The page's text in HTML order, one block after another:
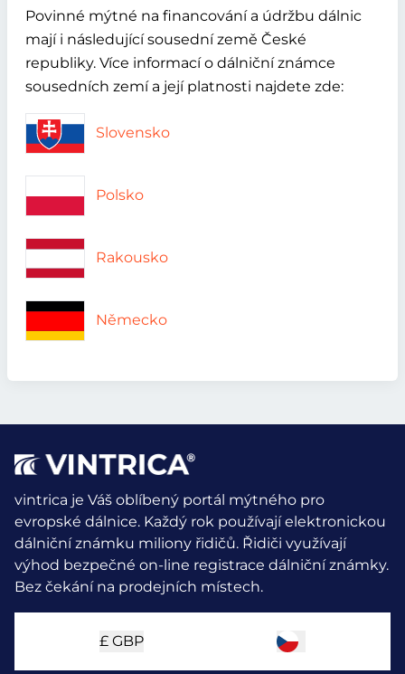
Povinné mýtné na financování a údržbu dálnic
mají i následující sousední země České
republiky. Více informací o dálniční známce
sousedních zemí a její platnosti najdete zde:
Slovensko
Polsko
Rakousko
Německo
vintrica je Váš oblíbený portál mýtného pro
evropské dálnice. Každý rok používají elektronickou
dálniční známku miliony řidičů. Řidiči využívají
výhod bezpečné on-line registrace dálniční známky.
Bez čekání na prodejních místech.
£ GBP